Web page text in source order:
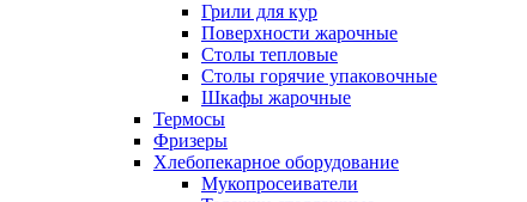
Грили для кур
Поверхности жарочные
Столы тепловые
Столы горячие упаковочные
Шкафы жарочные
Термосы
Фризеры
Хлебопекарное оборудование
Мукопросеиватели